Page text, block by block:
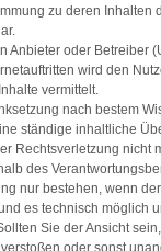
zu deren Inhalten
Anbieter oder Betreiber
wird den
vermittelt.
nach bestem
ständige inhaltliche
Rechtsverletzung nicht
des
nur bestehen, wenn
es technisch möglich
Sie der Ansicht
oder sonst